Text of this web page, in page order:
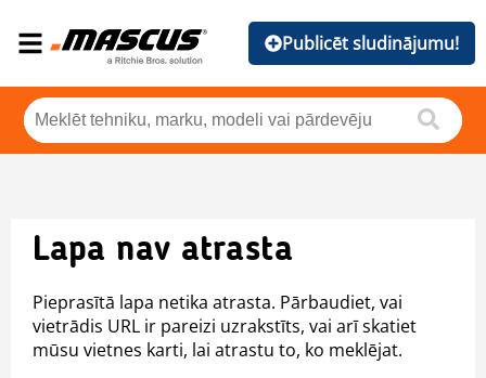
Publicēt sludinājumu!
Lapa nav atrasta
Pieprasītā lapa netika atrasta. Pārbaudiet, vai
vietrādis URL ir pareizi uzrakstīts, vai arī skatiet
mūsu vietnes karti, lai atrastu to, ko meklējat.